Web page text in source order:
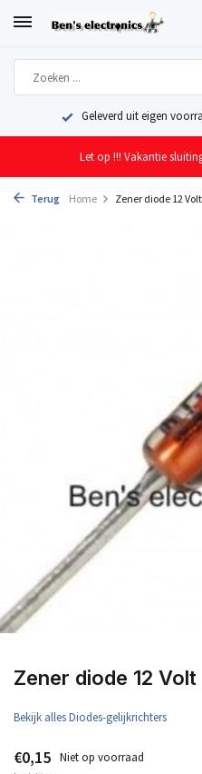
Geleverd uit eigen
Let op !!! Vakantie
Terug Home Zener diode 12 Volt
Zener diode 12 Volt
Bekijk alles Diodes-gelijkrichters
€0,15 Niet op voorraad